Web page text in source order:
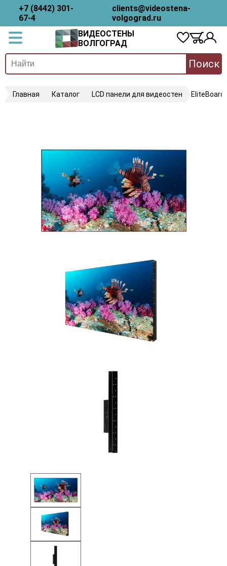
+7 (8442) 301-
67-4
clients@videostena-
volgograd.ru
ВИДЕОСТЕНЫ
ВОЛГОГРАД
Поиск
Главная Каталог LCD панели для видеостен EliteBoard